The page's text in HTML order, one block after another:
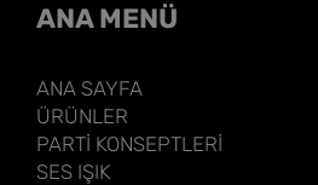
ANA MENÜ
ANA SAYFA
ÜRÜNLER
PARTİ KONSEPTLERİ
SES IŞIK